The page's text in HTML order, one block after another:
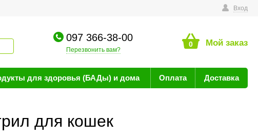
Вход
097 366-38-00
Перезвонить вам?
0 Мой заказ
для здоровья (БАДы) и дома Оплата Доставка
для кошек